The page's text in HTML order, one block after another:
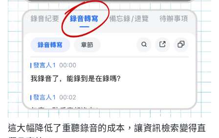
這大幅降低了重聽錄音的成本，讓資訊檢索變得直